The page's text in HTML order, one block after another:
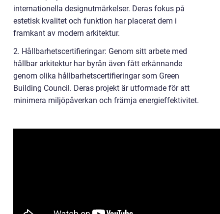
internationella designutmärkelser. Deras fokus på
estetisk kvalitet och funktion har placerat dem i
framkant av modern arkitektur.
2. Hållbarhetscertifieringar: Genom sitt arbete med
hållbar arkitektur har byrån även fått erkännande
genom olika hållbarhetscertifieringar som Green
Building Council. Deras projekt är utformade för att
minimera miljöpåverkan och främja energieffektivitet.